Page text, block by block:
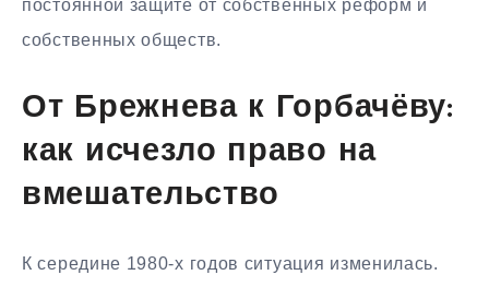
постоянной защите от собственных реформ и
собственных обществ.
От Брежнева к Горбачёву:
как исчезло право на
вмешательство
К середине 1980-х годов ситуация изменилась.